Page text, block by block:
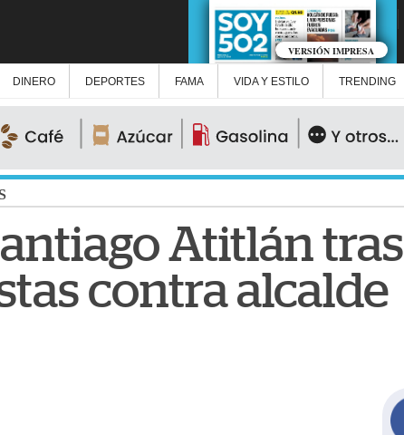
VERSIÓN IMPRESA
DINERO DEPORTES FAMA VIDA Y ESTILO TRENDING
Atitlán tras
contra alcalde